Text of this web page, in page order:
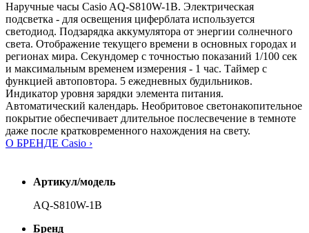
Наручные часы Casio AQ-S810W-1B. Электрическая
подсветка - для освещения циферблата используется
светодиод. Подзарядка аккумулятора от энергии солнечного
света. Отображение текущего времени в основных городах и
регионах мира. Секундомер с точностью показаний 1/100 сек
и максимальным временем измерения - 1 час. Таймер с
функцией автоповтора. 5 ежедневных будильников.
Индикатор уровня зарядки элемента питания.
Автоматический календарь. Необритовое светонакопительное
покрытие обеспечивает длительное послесвечение в темноте
даже после кратковременного нахождения на свету.
О БРЕНДЕ Casio ›
Артикул/модель
AQ-S810W-1B
Бренд